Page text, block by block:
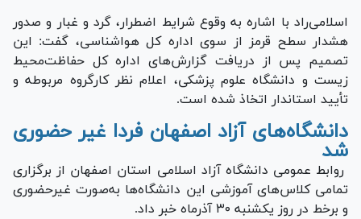
اسلامی‌راد با اشاره به وقوع شرایط اضطرار، گرد و غبار و صدور
هشدار سطح قرمز از سوی اداره کل هواشناسی، گفت: این
تصمیم پس از دریافت گزارش‌های اداره کل حفاظت‌محیط
زیست و دانشگاه علوم پزشکی، اعلام نظر کارگروه مربوطه و
تأیید استاندار اتخاذ شده است.
دانشگاه‌های آزاد اصفهان فردا غیر حضوری
شد
روابط عمومی دانشگاه آزاد اسلامی استان اصفهان از برگزاری
تمامی کلاس‌های آموزشی این دانشگاه‌ها به‌صورت غیرحضوری
و برخط در روز یکشنبه ۳۰ آذرماه خبر داد.